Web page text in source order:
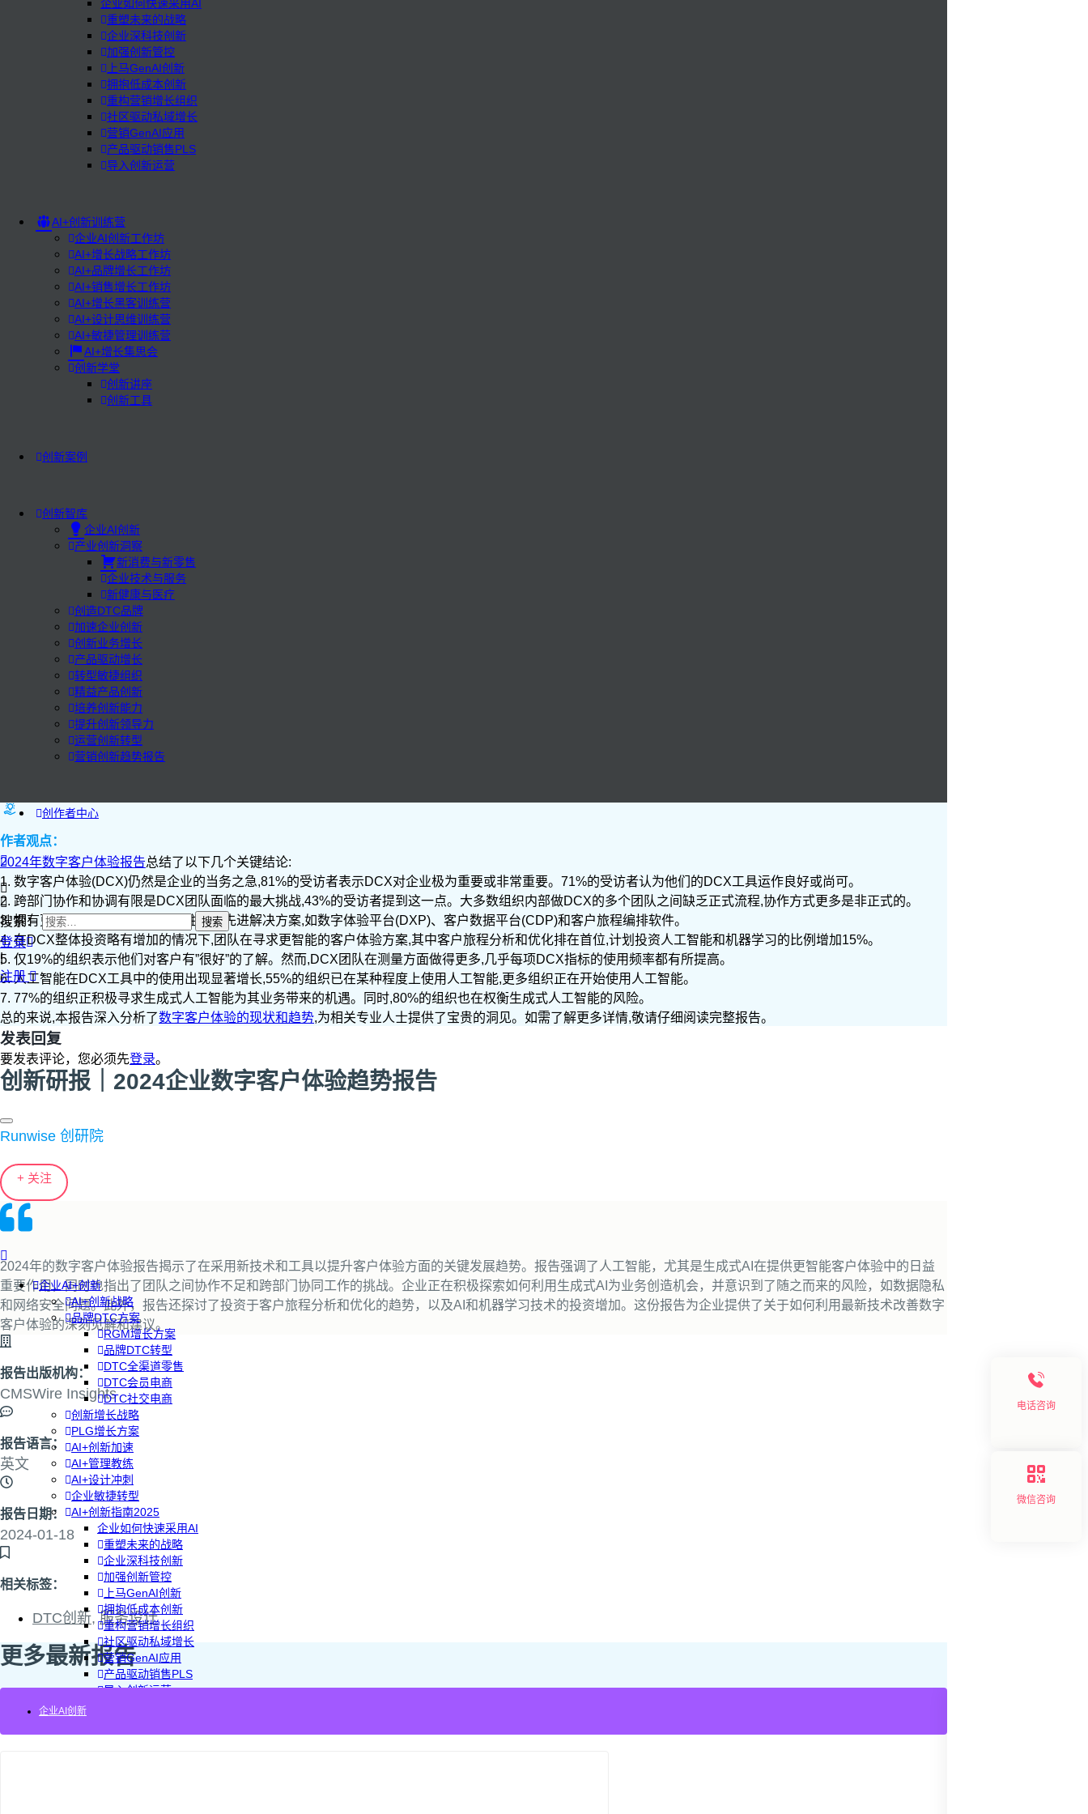
企业如何快速采用AI
重塑未来的战略
企业深科技创新
加强创新管控
上马GenAI创新
拥抱低成本创新
重构营销增长组织
社区驱动私域增长
营销GenAI应用
产品驱动销售PLS
导入创新运营
AI+创新训练营
企业AI创新工作坊
AI+增长战略工作坊
AI+品牌增长工作坊
AI+销售增长工作坊
AI+增长黑客训练营
AI+设计思维训练营
AI+敏捷管理训练营
AI+增长集思会
创新学堂
创新讲座
创新工具
创新案例
创新智库
企业AI创新
产业创新洞察
新消费与新零售
企业技术与服务
新健康与医疗
创造DTC品牌
加速企业创新
创新业务增长
产品驱动增长
转型敏捷组织
精益产品创新
培养创新能力
提升创新领导力
运营创新转型
营销创新趋势报告
创作者中心
搜索：
登录
|
注册
企业AI+创新
AI+创新战略
品牌DTC方案
RGM增长方案
品牌DTC转型
DTC全渠道零售
DTC会员电商
DTC社交电商
创新增长战略
PLG增长方案
AI+创新加速
AI+管理教练
AI+设计冲刺
企业敏捷转型
AI+创新指南2025
企业如何快速采用AI
重塑未来的战略
企业深科技创新
加强创新管控
上马GenAI创新
拥抱低成本创新
重构营销增长组织
社区驱动私域增长
营销GenAI应用
产品驱动销售PLS
导入创新运营
AI+创新训练营
AI+增长战略工作坊
作者观点：
2024年数字客户体验报告总结了以下几个关键结论:
1. 数字客户体验(DCX)仍然是企业的当务之急,81%的受访者表示DCX对企业极为重要或非常重要。71%的受访者认为他们的DCX工具运作良好或尚可。
2. 跨部门协作和协调有限是DCX团队面临的最大挑战,43%的受访者提到这一点。大多数组织内部做DCX的多个团队之间缺乏正式流程,协作方式更多是非正式的。
3. 拥有更高效DCX工具的组织往往采用先进解决方案,如数字体验平台(DXP)、客户数据平台(CDP)和客户旅程编排软件。
4. 在DCX整体投资略有增加的情况下,团队在寻求更智能的客户体验方案,其中客户旅程分析和优化排在首位,计划投资人工智能和机器学习的比例增加15%。
5. 仅19%的组织表示他们对客户有”很好”的了解。然而,DCX团队在测量方面做得更多,几乎每项DCX指标的使用频率都有所提高。
6. 人工智能在DCX工具中的使用出现显著增长,55%的组织已在某种程度上使用人工智能,更多组织正在开始使用人工智能。
7. 77%的组织正积极寻求生成式人工智能为其业务带来的机遇。同时,80%的组织也在权衡生成式人工智能的风险。
总的来说,本报告深入分析了数字客户体验的现状和趋势,为相关专业人士提供了宝贵的洞见。如需了解更多详情,敬请仔细阅读完整报告。
发表回复
要发表评论，您必须先登录。
创新研报｜2024企业数字客户体验趋势报告
Runwise 创研院
+ 关注
2024年的数字客户体验报告揭示了在采用新技术和工具以提升客户体验方面的关键发展趋势。报告强调了人工智能，尤其是生成式AI在提供更智能客户体验中的日益
重要作用，同时也指出了团队之间协作不足和跨部门协同工作的挑战。企业正在积极探索如何利用生成式AI为业务创造机会，并意识到了随之而来的风险，如数据隐私
和网络安全问题。此外，报告还探讨了投资于客户旅程分析和优化的趋势，以及AI和机器学习技术的投资增加。这份报告为企业提供了关于如何利用最新技术改善数字
客户体验的深刻见解和建议。
报告出版机构：
CMSWire Insights
报告语言：
英文
报告日期：
2024-01-18
相关标签：
DTC创新,服务设计
更多最新报告
企业AI创新
电话咨询
微信咨询